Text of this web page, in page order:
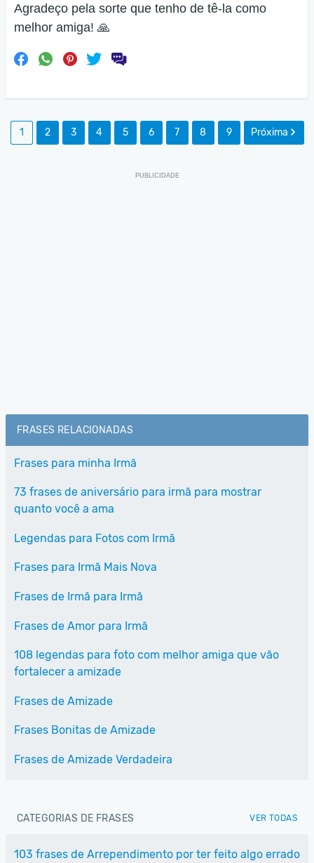
Agradeço pela sorte que tenho de tê-la como
melhor amiga! 🙏
1 2 3 4 5 6 7 8 9 Próxima
FRASES RELACIONADAS
Frases para minha Irmã
73 frases de aniversário para irmã para mostrar
quanto você a ama
Legendas para Fotos com Irmã
Frases para Irmã Mais Nova
Frases de Irmã para Irmã
Frases de Amor para Irmã
108 legendas para foto com melhor amiga que vão
fortalecer a amizade
Frases de Amizade
Frases Bonitas de Amizade
Frases de Amizade Verdadeira
CATEGORIAS DE FRASES VER TODAS
103 frases de Arrependimento por ter feito algo errado